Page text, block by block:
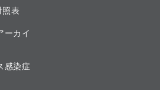
）に
リティ
照表
ーカイ
感染症